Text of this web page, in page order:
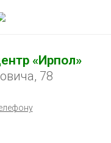
«Ирпол»
78